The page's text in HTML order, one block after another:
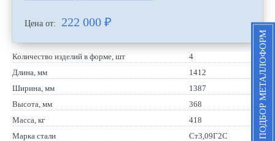
Цена от: 222 000 ₽
Количество изделий в форме, шт
4
Длина, мм
1412
Ширина, мм
1387
Высота, мм
368
Масса, кг
418
Марка стали
Ст3,09Г2С
ПОДБОР МЕТАЛЛОФОРМ